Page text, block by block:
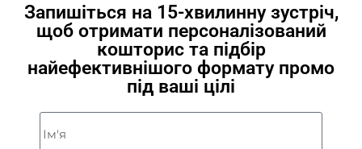
Запишіться на 15-хвилинну зустріч,
щоб отримати персоналізований
кошторис та підбір
найефективнішого формату промо
під ваші цілі